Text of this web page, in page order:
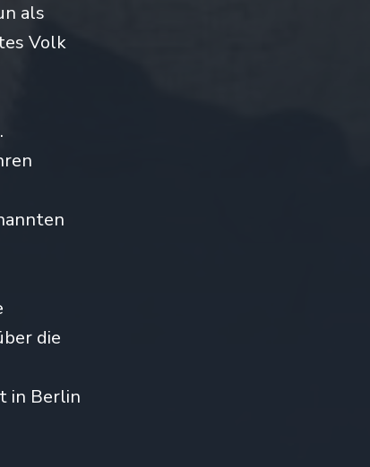
als
Volk
die
in Berlin